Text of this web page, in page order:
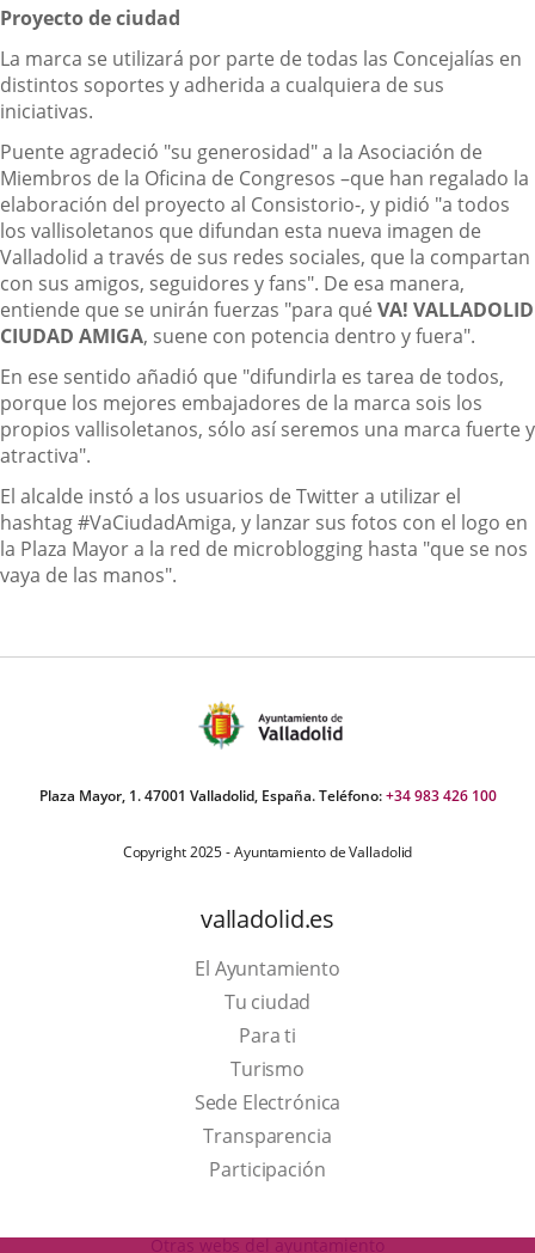
Proyecto de ciudad
La marca se utilizará por parte de todas las Concejalías en
distintos soportes y adherida a cualquiera de sus
iniciativas.
Puente agradeció "su generosidad" a la Asociación de
Miembros de la Oficina de Congresos –que han regalado la
elaboración del proyecto al Consistorio-, y pidió "a todos
los vallisoletanos que difundan esta nueva imagen de
Valladolid a través de sus redes sociales, que la compartan
con sus amigos, seguidores y fans". De esa manera,
entiende que se unirán fuerzas "para qué VA! VALLADOLID
CIUDAD AMIGA, suene con potencia dentro y fuera".
En ese sentido añadió que "difundirla es tarea de todos,
porque los mejores embajadores de la marca sois los
propios vallisoletanos, sólo así seremos una marca fuerte y
atractiva".
El alcalde instó a los usuarios de Twitter a utilizar el
hashtag #VaCiudadAmiga, y lanzar sus fotos con el logo en
la Plaza Mayor a la red de microblogging hasta "que se nos
vaya de las manos".
Plaza Mayor, 1. 47001 Valladolid, España. Teléfono:+34 983 426 100
Copyright 2025 - Ayuntamiento de Valladolid
valladolid.es
El Ayuntamiento
Tu ciudad
Para ti
TurismoThis
link
will
open
a
Sede Electrónica
Transparencia
Participación
Otras webs del ayuntamiento